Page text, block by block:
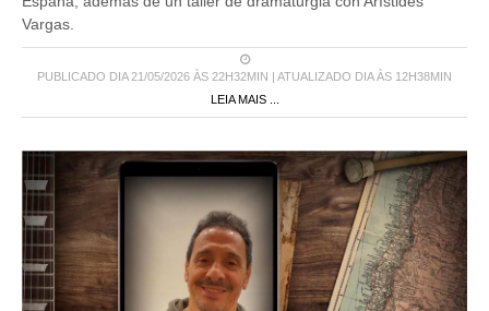
Vargas.
PUBLICADO DIA 21/05/2026 ÀS 22H32MIN | ATUALIZADO DIA ÀS 12H38MIN
LEIA MAIS ...